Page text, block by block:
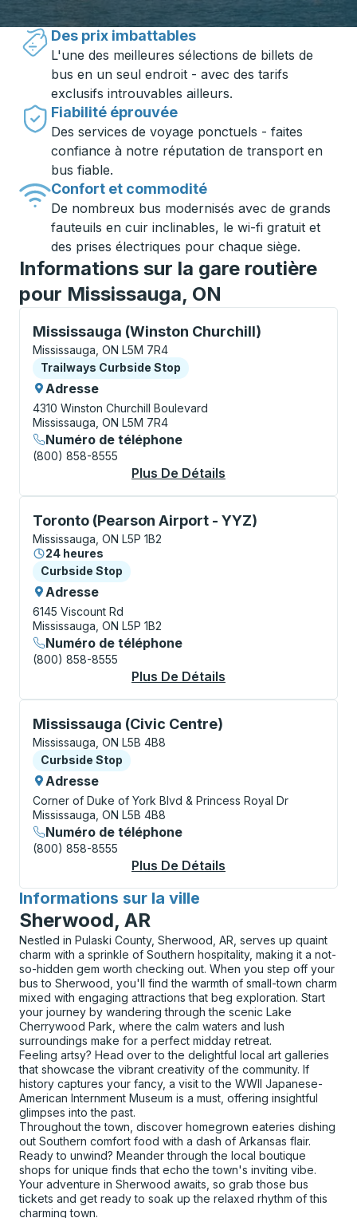
Trailways
Des prix imbattables
L'une des meilleures sélections de billets de
bus en un seul endroit - avec des tarifs
exclusifs introuvables ailleurs.
Fiabilité éprouvée
Des services de voyage ponctuels - faites
confiance à notre réputation de transport en
bus fiable.
Confort et commodité
De nombreux bus modernisés avec de grands
fauteuils en cuir inclinables, le wi-fi gratuit et
des prises électriques pour chaque siège.
Informations sur la gare routière
pour Mississauga, ON
Mississauga (Winston Churchill)
Curbside Stop, utilisez les touches fléchées ou la
Mississauga, ON L5M 7R4
Curbside Stop
Trailways Curbside Stop
Adresse
4310 Winston Churchill Boulevard
Mississauga, ON L5M 7R4
Numéro de téléphone
(800) 858-8555
Plus De Détails
Toronto (Pearson Airport - YYZ)
Curbside Stop, utilisez les touches fléchées ou la
Mississauga, ON L5P 1B2
24 heures
Curbside Stop
Curbside Stop
Adresse
6145 Viscount Rd
Mississauga, ON L5P 1B2
Numéro de téléphone
(800) 858-8555
Plus De Détails
Mississauga (Civic Centre)
Curbside Stop, utilisez les touches fléchées ou la
Mississauga, ON L5B 4B8
Curbside Stop
Curbside Stop
Adresse
Corner of Duke of York Blvd & Princess Royal Dr
Mississauga, ON L5B 4B8
Numéro de téléphone
(800) 858-8555
Plus De Détails
Informations sur la ville
pour
Sherwood, AR
Nestled in Pulaski County, Sherwood, AR, serves up quaint
charm with a sprinkle of Southern hospitality, making it a not-
so-hidden gem worth checking out. When you step off your
bus to Sherwood, you'll find the warmth of small-town charm
mixed with engaging attractions that beg exploration. Start
your journey by wandering through the scenic Lake
Cherrywood Park, where the calm waters and lush
surroundings make for a perfect midday retreat.
Feeling artsy? Head over to the delightful local art galleries
that showcase the vibrant creativity of the community. If
history captures your fancy, a visit to the WWII Japanese-
American Internment Museum is a must, offering insightful
glimpses into the past.
Throughout the town, discover homegrown eateries dishing
out Southern comfort food with a dash of Arkansas flair.
Ready to unwind? Meander through the local boutique
shops for unique finds that echo the town's inviting vibe.
Your adventure in Sherwood awaits, so grab those bus
tickets and get ready to soak up the relaxed rhythm of this
charming town.